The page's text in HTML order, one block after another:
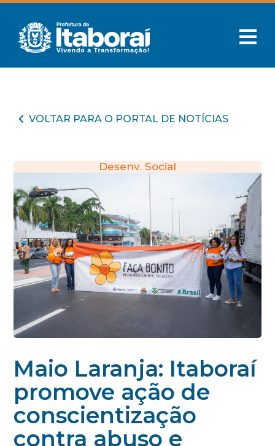
VOLTAR PARA O PORTAL DE NOTÍCIAS
Desenv. Social
Maio Laranja: Itaboraí
promove ação de
conscientização
contra abuso e